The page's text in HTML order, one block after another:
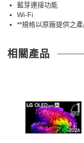
藍芽連接功能
Wi-Fi
**規格以原廠提供之
相關產品